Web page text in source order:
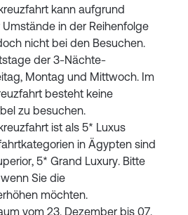
kann aufgrund
in der Reihenfolge
nicht bei den Besuchen.
der 3-Nächte-
Montag und Mittwoch. Im
besteht keine
zu besuchen.
ist als 5* Luxus
in Ägypten sind
5* Grand Luxury. Bitte
Sie die
möchten.
vom 23. Dezember bis 07.